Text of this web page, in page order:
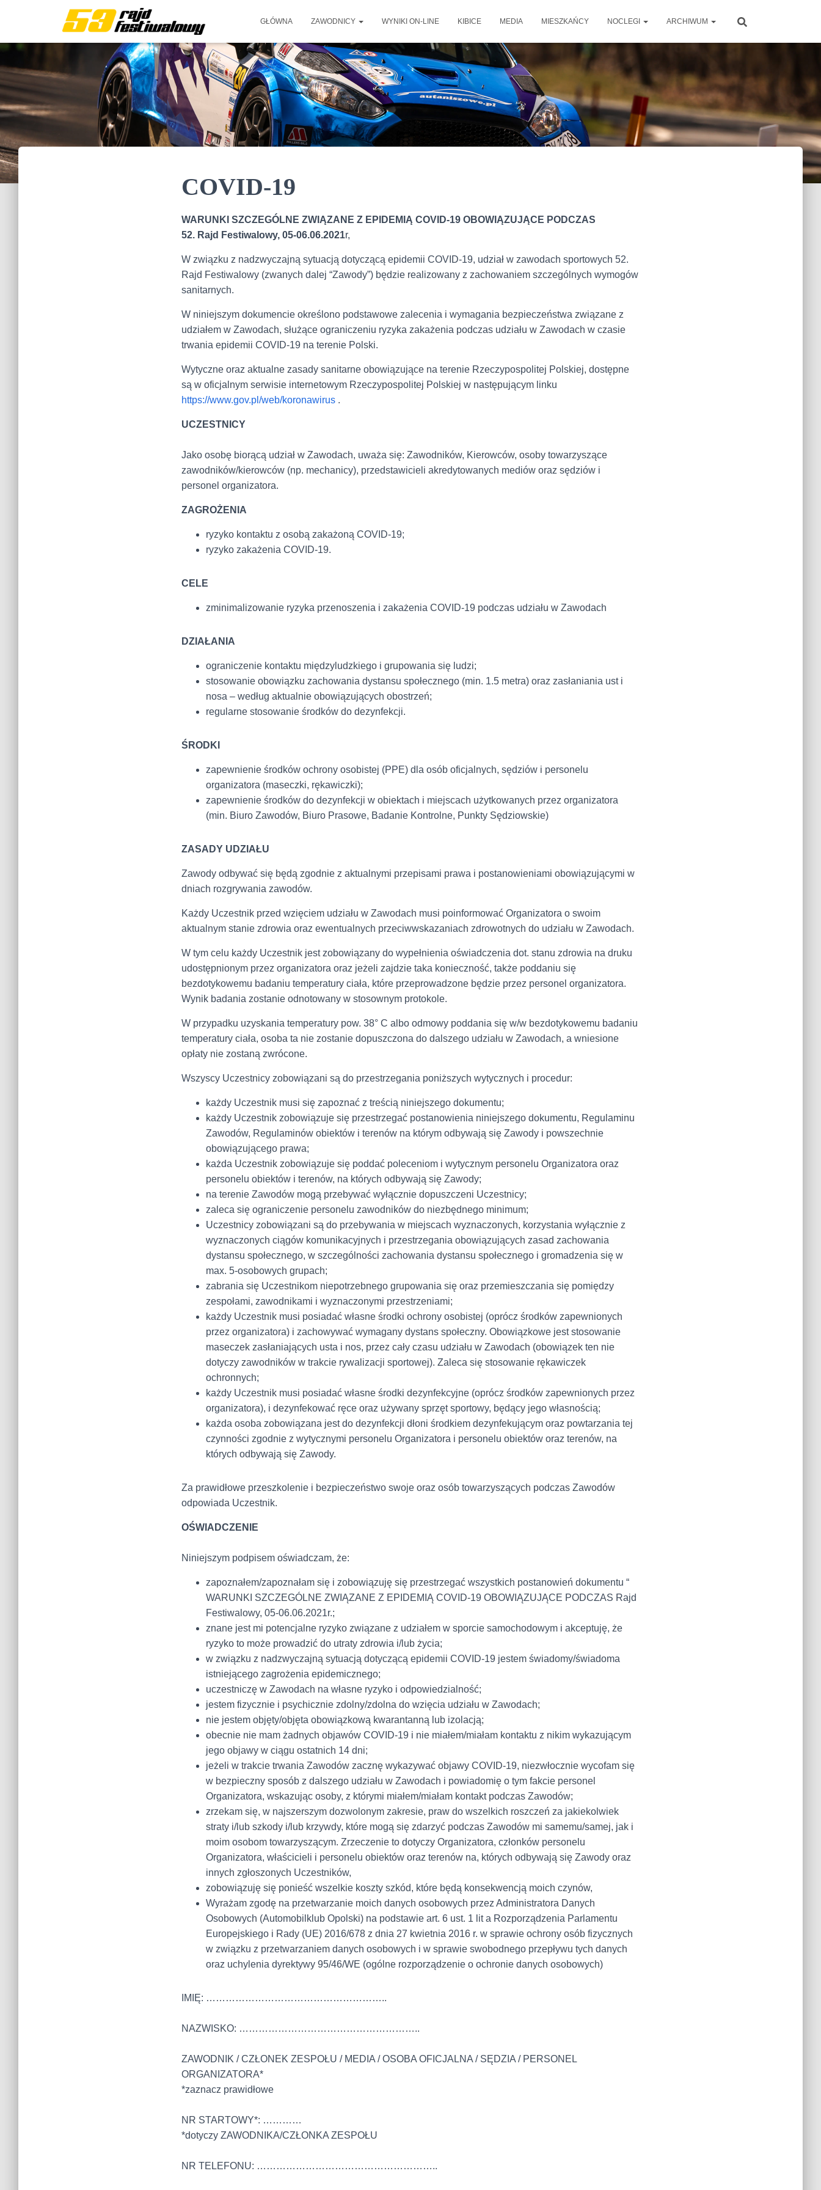
GŁÓWNA ZAWODNICY WYNIKI ON-LINE KIBICE MEDIA MIESZKAŃCY NOCLEGI ARCHIWUM
COVID-19
WARUNKI SZCZEGÓLNE ZWIĄZANE Z EPIDEMIĄ COVID-19 OBOWIĄZUJĄCE PODCZAS
52. Rajd Festiwalowy, 05-06.06.2021r,
W związku z nadzwyczajną sytuacją dotyczącą epidemii COVID-19, udział w zawodach sportowych 52.
Rajd Festiwalowy (zwanych dalej “Zawody”) będzie realizowany z zachowaniem szczególnych wymogów
sanitarnych.
W niniejszym dokumencie określono podstawowe zalecenia i wymagania bezpieczeństwa związane z
udziałem w Zawodach, służące ograniczeniu ryzyka zakażenia podczas udziału w Zawodach w czasie
trwania epidemii COVID-19 na terenie Polski.
Wytyczne oraz aktualne zasady sanitarne obowiązujące na terenie Rzeczypospolitej Polskiej, dostępne
są w oficjalnym serwisie internetowym Rzeczypospolitej Polskiej w następującym linku
https://www.gov.pl/web/koronawirus .
UCZESTNICY
Jako osobę biorącą udział w Zawodach, uważa się: Zawodników, Kierowców, osoby towarzyszące
zawodników/kierowców (np. mechanicy), przedstawicieli akredytowanych mediów oraz sędziów i
personel organizatora.
ZAGROŻENIA
ryzyko kontaktu z osobą zakażoną COVID-19;
ryzyko zakażenia COVID-19.
CELE
zminimalizowanie ryzyka przenoszenia i zakażenia COVID-19 podczas udziału w Zawodach
DZIAŁANIA
ograniczenie kontaktu międzyludzkiego i grupowania się ludzi;
stosowanie obowiązku zachowania dystansu społecznego (min. 1.5 metra) oraz zasłaniania ust i
nosa – według aktualnie obowiązujących obostrzeń;
regularne stosowanie środków do dezynfekcji.
ŚRODKI
zapewnienie środków ochrony osobistej (PPE) dla osób oficjalnych, sędziów i personelu
organizatora (maseczki, rękawiczki);
zapewnienie środków do dezynfekcji w obiektach i miejscach użytkowanych przez organizatora
(min. Biuro Zawodów, Biuro Prasowe, Badanie Kontrolne, Punkty Sędziowskie)
ZASADY UDZIAŁU
Zawody odbywać się będą zgodnie z aktualnymi przepisami prawa i postanowieniami obowiązującymi w
dniach rozgrywania zawodów.
Każdy Uczestnik przed wzięciem udziału w Zawodach musi poinformować Organizatora o swoim
aktualnym stanie zdrowia oraz ewentualnych przeciwwskazaniach zdrowotnych do udziału w Zawodach.
W tym celu każdy Uczestnik jest zobowiązany do wypełnienia oświadczenia dot. stanu zdrowia na druku
udostępnionym przez organizatora oraz jeżeli zajdzie taka konieczność, także poddaniu się
bezdotykowemu badaniu temperatury ciała, które przeprowadzone będzie przez personel organizatora.
Wynik badania zostanie odnotowany w stosownym protokole.
W przypadku uzyskania temperatury pow. 38° C albo odmowy poddania się w/w bezdotykowemu badaniu
temperatury ciała, osoba ta nie zostanie dopuszczona do dalszego udziału w Zawodach, a wniesione
opłaty nie zostaną zwrócone.
Wszyscy Uczestnicy zobowiązani są do przestrzegania poniższych wytycznych i procedur:
każdy Uczestnik musi się zapoznać z treścią niniejszego dokumentu;
każdy Uczestnik zobowiązuje się przestrzegać postanowienia niniejszego dokumentu, Regulaminu
Zawodów, Regulaminów obiektów i terenów na którym odbywają się Zawody i powszechnie
obowiązującego prawa;
każda Uczestnik zobowiązuje się poddać poleceniom i wytycznym personelu Organizatora oraz
personelu obiektów i terenów, na których odbywają się Zawody;
na terenie Zawodów mogą przebywać wyłącznie dopuszczeni Uczestnicy;
zaleca się ograniczenie personelu zawodników do niezbędnego minimum;
Uczestnicy zobowiązani są do przebywania w miejscach wyznaczonych, korzystania wyłącznie z
wyznaczonych ciągów komunikacyjnych i przestrzegania obowiązujących zasad zachowania
dystansu społecznego, w szczególności zachowania dystansu społecznego i gromadzenia się w
max. 5-osobowych grupach;
zabrania się Uczestnikom niepotrzebnego grupowania się oraz przemieszczania się pomiędzy
zespołami, zawodnikami i wyznaczonymi przestrzeniami;
każdy Uczestnik musi posiadać własne środki ochrony osobistej (oprócz środków zapewnionych
przez organizatora) i zachowywać wymagany dystans społeczny. Obowiązkowe jest stosowanie
maseczek zasłaniających usta i nos, przez cały czasu udziału w Zawodach (obowiązek ten nie
dotyczy zawodników w trakcie rywalizacji sportowej). Zaleca się stosowanie rękawiczek
ochronnych;
każdy Uczestnik musi posiadać własne środki dezynfekcyjne (oprócz środków zapewnionych przez
organizatora), i dezynfekować ręce oraz używany sprzęt sportowy, będący jego własnością;
każda osoba zobowiązana jest do dezynfekcji dłoni środkiem dezynfekującym oraz powtarzania tej
czynności zgodnie z wytycznymi personelu Organizatora i personelu obiektów oraz terenów, na
których odbywają się Zawody.
Za prawidłowe przeszkolenie i bezpieczeństwo swoje oraz osób towarzyszących podczas Zawodów
odpowiada Uczestnik.
OŚWIADCZENIE
Niniejszym podpisem oświadczam, że:
zapoznałem/zapoznałam się i zobowiązuję się przestrzegać wszystkich postanowień dokumentu “
WARUNKI SZCZEGÓLNE ZWIĄZANE Z EPIDEMIĄ COVID-19 OBOWIĄZUJĄCE PODCZAS Rajd
Festiwalowy, 05-06.06.2021r.;
znane jest mi potencjalne ryzyko związane z udziałem w sporcie samochodowym i akceptuję, że
ryzyko to może prowadzić do utraty zdrowia i/lub życia;
w związku z nadzwyczajną sytuacją dotyczącą epidemii COVID-19 jestem świadomy/świadoma
istniejącego zagrożenia epidemicznego;
uczestniczę w Zawodach na własne ryzyko i odpowiedzialność;
jestem fizycznie i psychicznie zdolny/zdolna do wzięcia udziału w Zawodach;
nie jestem objęty/objęta obowiązkową kwarantanną lub izolacją;
obecnie nie mam żadnych objawów COVID-19 i nie miałem/miałam kontaktu z nikim wykazującym
jego objawy w ciągu ostatnich 14 dni;
jeżeli w trakcie trwania Zawodów zacznę wykazywać objawy COVID-19, niezwłocznie wycofam się
w bezpieczny sposób z dalszego udziału w Zawodach i powiadomię o tym fakcie personel
Organizatora, wskazując osoby, z którymi miałem/miałam kontakt podczas Zawodów;
zrzekam się, w najszerszym dozwolonym zakresie, praw do wszelkich roszczeń za jakiekolwiek
straty i/lub szkody i/lub krzywdy, które mogą się zdarzyć podczas Zawodów mi samemu/samej, jak i
moim osobom towarzyszącym. Zrzeczenie to dotyczy Organizatora, członków personelu
Organizatora, właścicieli i personelu obiektów oraz terenów na, których odbywają się Zawody oraz
innych zgłoszonych Uczestników,
zobowiązuję się ponieść wszelkie koszty szkód, które będą konsekwencją moich czynów,
Wyrażam zgodę na przetwarzanie moich danych osobowych przez Administratora Danych
Osobowych (Automobilklub Opolski) na podstawie art. 6 ust. 1 lit a Rozporządzenia Parlamentu
Europejskiego i Rady (UE) 2016/678 z dnia 27 kwietnia 2016 r. w sprawie ochrony osób fizycznych
w związku z przetwarzaniem danych osobowych i w sprawie swobodnego przepływu tych danych
oraz uchylenia dyrektywy 95/46/WE (ogólne rozporządzenie o ochronie danych osobowych)
IMIĘ: ………………………………………………..
NAZWISKO: ………………………………………………..
ZAWODNIK / CZŁONEK ZESPOŁU / MEDIA / OSOBA OFICJALNA / SĘDZIA / PERSONEL
ORGANIZATORA*
*zaznacz prawidłowe
NR STARTOWY*: …………
*dotyczy ZAWODNIKA/CZŁONKA ZESPOŁU
NR TELEFONU: ………………………………………………..